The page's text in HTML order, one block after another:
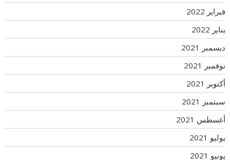
فبراير 2022
يناير 2022
ديسمبر 2021
نوفمبر 2021
أكتوبر 2021
سبتمبر 2021
أغسطس 2021
يوليو 2021
يونيو 2021